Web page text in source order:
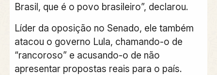
Brasil, que é o povo brasileiro”, declarou.
Líder da oposição no Senado, ele também
atacou o governo Lula, chamando-o de
“rancoroso” e acusando-o de não
apresentar propostas reais para o país.